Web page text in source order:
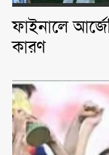
ফাইনালে
কারণ